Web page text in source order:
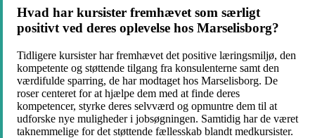
Hvad har kursister fremhævet som særligt
positivt ved deres oplevelse hos Marselisborg?
Tidligere kursister har fremhævet det positive læringsmiljø, den
kompetente og støttende tilgang fra konsulenterne samt den
værdifulde sparring, de har modtaget hos Marselisborg. De
roser centeret for at hjælpe dem med at finde deres
kompetencer, styrke deres selvværd og opmuntre dem til at
udforske nye muligheder i jobsøgningen. Samtidig har de været
taknemmelige for det støttende fællesskab blandt medkursister.